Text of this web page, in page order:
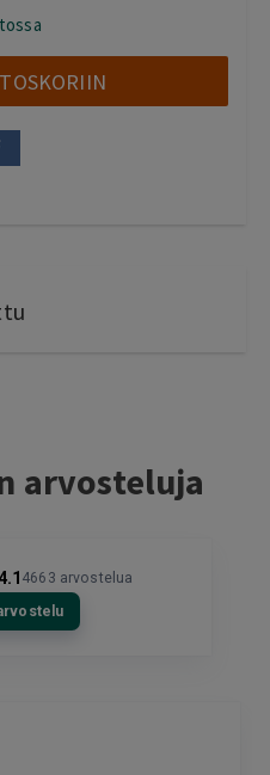
€.
149,00 €.
arvosteluja
4.1 4663 arvostelua